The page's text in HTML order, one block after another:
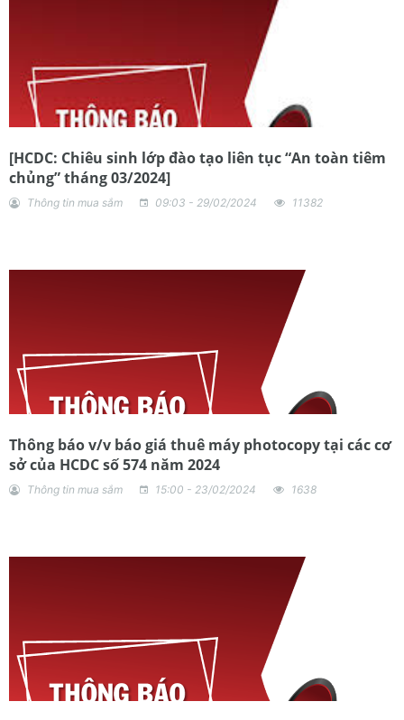
[HCDC: Chiêu sinh lớp đào tạo liên tục “An toàn tiêm
chủng” tháng 03/2024]
Thông tin mua sắm 09:03 - 29/02/2024 11382
Thông báo v/v báo giá thuê máy photocopy tại các cơ
sở của HCDC số 574 năm 2024
Thông tin mua sắm 15:00 - 23/02/2024 1638